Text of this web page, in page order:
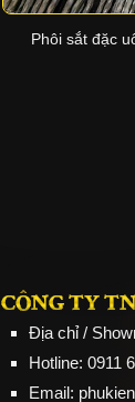
Phôi sắt đặc
CÔNG TY
Địa chỉ /
Hotline: 0911
Email: